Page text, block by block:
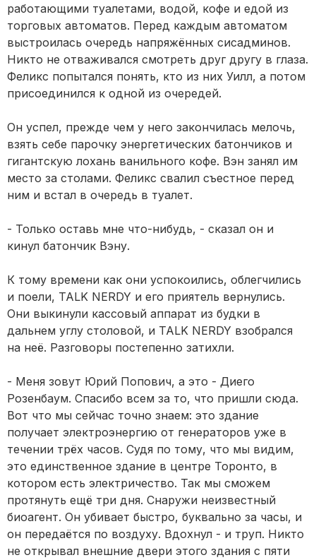
работающими туалетами, водой, кофе и едой из
торговых автоматов. Перед каждым автоматом
выстроилась очередь напряжённых сисадминов.
Никто не отваживался смотреть друг другу в глаза.
Феликс попытался понять, кто из них Уилл, а потом
присоединился к одной из очередей.
Он успел, прежде чем у него закончилась мелочь,
взять себе парочку энергетических батончиков и
гигантскую лохань ванильного кофе. Вэн занял им
место за столами. Феликс свалил съестное перед
ним и встал в очередь в туалет.
- Только оставь мне что-нибудь, - сказал он и
кинул батончик Вэну.
К тому времени как они успокоились, облегчились
и поели, TALK NERDY и его приятель вернулись.
Они выкинули кассовый аппарат из будки в
дальнем углу столовой, и TALK NERDY взобрался
на неё. Разговоры постепенно затихли.
- Меня зовут Юрий Попович, а это - Диего
Розенбаум. Спасибо всем за то, что пришли сюда.
Вот что мы сейчас точно знаем: это здание
получает электроэнергию от генераторов уже в
течении трёх часов. Судя по тому, что мы видим,
это единственное здание в центре Торонто, в
котором есть электричество. Так мы сможем
протянуть ещё три дня. Снаружи неизвестный
биоагент. Он убивает быстро, буквально за часы, и
он передаётся по воздуху. Вдохнул - и труп. Никто
не открывал внешние двери этого здания с пяти